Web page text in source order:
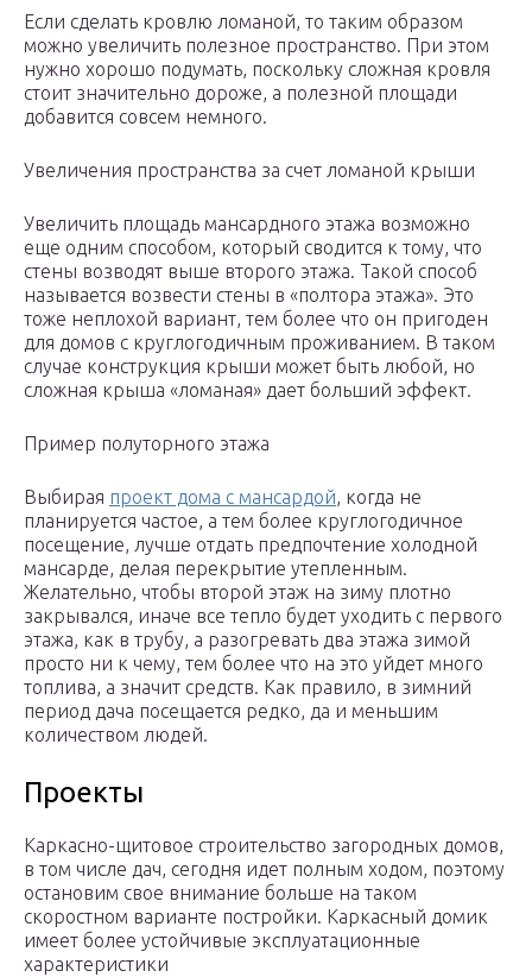
Если сделать кровлю ломаной, то таким образом
можно увеличить полезное пространство. При этом
нужно хорошо подумать, поскольку сложная кровля
стоит значительно дороже, а полезной площади
добавится совсем немного.
Увеличения пространства за счет ломаной крыши
Увеличить площадь мансардного этажа возможно
еще одним способом, который сводится к тому, что
стены возводят выше второго этажа. Такой способ
называется возвести стены в «полтора этажа». Это
тоже неплохой вариант, тем более что он пригоден
для домов с круглогодичным проживанием. В таком
случае конструкция крыши может быть любой, но
сложная крыша «ломаная» дает больший эффект.
Пример полуторного этажа
Выбирая проект дома с мансардой, когда не
планируется частое, а тем более круглогодичное
посещение, лучше отдать предпочтение холодной
мансарде, делая перекрытие утепленным.
Желательно, чтобы второй этаж на зиму плотно
закрывался, иначе все тепло будет уходить с первого
этажа, как в трубу, а разогревать два этажа зимой
просто ни к чему, тем более что на это уйдет много
топлива, а значит средств. Как правило, в зимний
период дача посещается редко, да и меньшим
количеством людей.
Проекты
Каркасно-щитовое строительство загородных домов,
в том числе дач, сегодня идет полным ходом, поэтому
остановим свое внимание больше на таком
скоростном варианте постройки. Каркасный домик
имеет более устойчивые эксплуатационные
характеристики